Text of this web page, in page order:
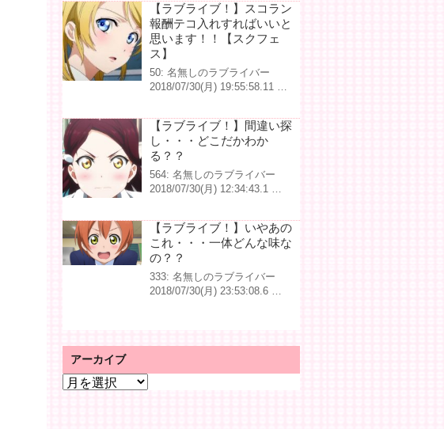
【ラブライブ！】スコラン
報酬テコ入れすればいいと
思います！！【スクフェ
ス】
50: 名無しのラブライバー
2018/07/30(月) 19:55:58.11 …
【ラブライブ！】間違い探
し・・・どこだかわか
る？？
564: 名無しのラブライバー
2018/07/30(月) 12:34:43.1 …
【ラブライブ！】いやあの
これ・・・一体どんな味な
の？？
333: 名無しのラブライバー
2018/07/30(月) 23:53:08.6 …
アーカイブ
ア